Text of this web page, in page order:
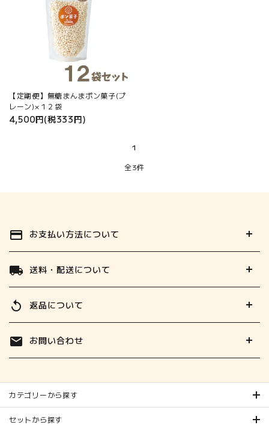
【定期便】無糖まんまポン菓子(プ
レーン)×１２袋
4,500円(税333円)
1
全3件
キーワード
カテゴリー
payment お支払い方法について
local_shipping 送料・配送について
replay 返品について
mail お問い合わせ
カテゴリーから探す
セットから探す